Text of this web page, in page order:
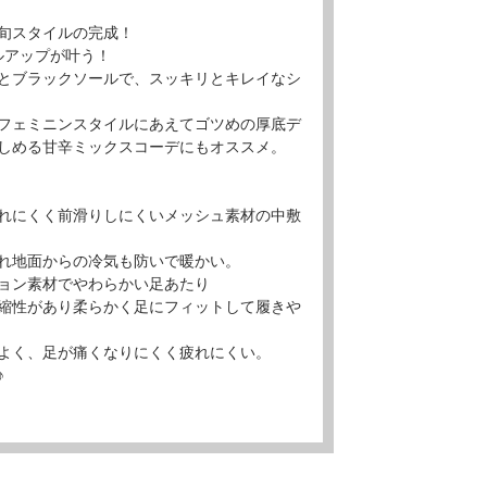
スタイルの完成！
ップが叶う！
ブラックソールで、スッキリとキレイなシ
ェミニンスタイルにあえてゴツめの厚底デ
る甘辛ミックスコーデにもオススメ。
にくく前滑りしにくいメッシュ素材の中敷
面からの冷気も防いで暖かい。
ン素材でやわらかい足あたり
性があり柔らかく足にフィットして履きや
、足が痛くなりにくく疲れにくい。